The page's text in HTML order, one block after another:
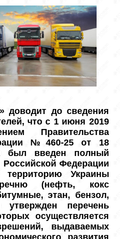
доводит до сведения
что с 1 июня 2019
Правительства
№460-25 от 18
был введен полный
Российской Федерации
Украины
(нефть, кокс
этан, бензол,
перечень
осуществляется
выдаваемых
развития